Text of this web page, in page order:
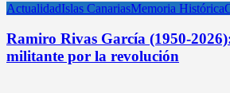
ActualidadIslas CanariasMemoria Histórica
Ramiro Rivas García (1950-
militante por la revolución